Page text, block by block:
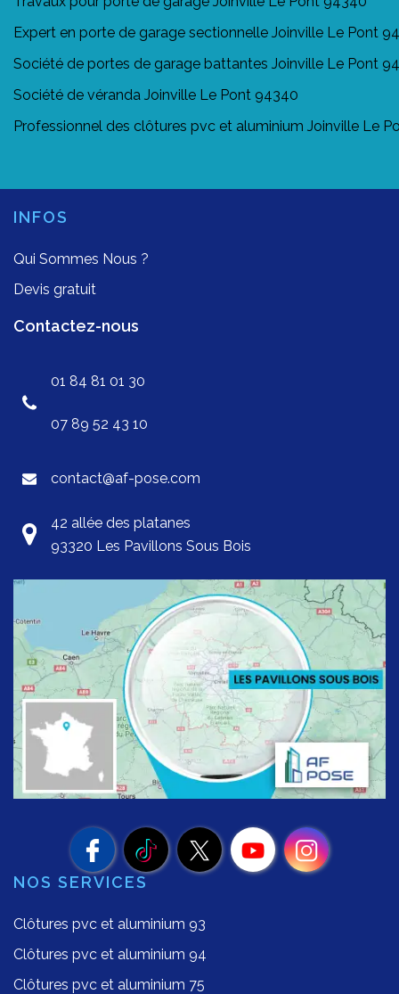
Expert en porte de garage sectionnelle Joinville Le Pont
Société de portes de garage battantes Joinville Le Pont
Société de véranda Joinville Le Pont 94340
Professionnel des clôtures pvc et aluminium Joinville Le
INFOS
Qui Sommes Nous ?
Devis gratuit
Contactez-nous
01 84 81 01 30
07 89 52 43 10
contact@af-pose.com
42 allée des platanes
93320 Les Pavillons Sous Bois
NOS SERVICES
Clôtures pvc et aluminium 93
Clôtures pvc et aluminium 94
Clôtures pvc et aluminium 75